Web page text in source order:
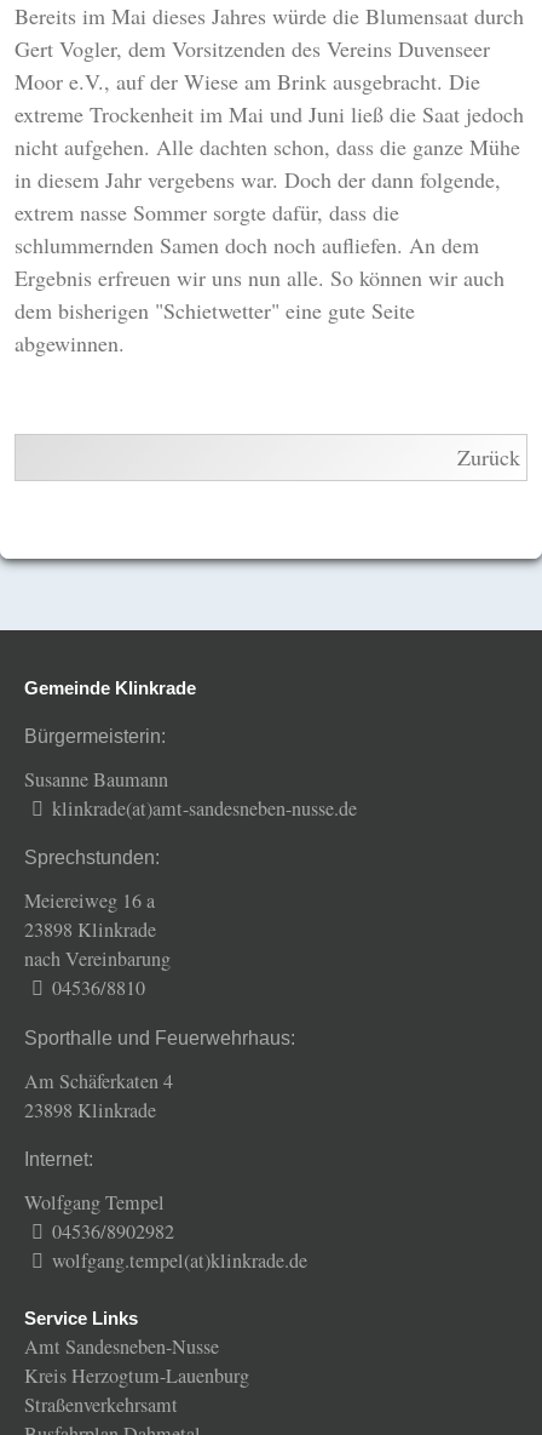
Bereits im Mai dieses Jahres würde die Blumensaat durch
Gert Vogler, dem Vorsitzenden des Vereins Duvenseer
Moor e.V., auf der Wiese am Brink ausgebracht. Die
extreme Trockenheit im Mai und Juni ließ die Saat jedoch
nicht aufgehen. Alle dachten schon, dass die ganze Mühe
in diesem Jahr vergebens war. Doch der dann folgende,
extrem nasse Sommer sorgte dafür, dass die
schlummernden Samen doch noch aufliefen. An dem
Ergebnis erfreuen wir uns nun alle. So können wir auch
dem bisherigen "Schietwetter" eine gute Seite
abgewinnen.
Zurück
Gemeinde Klinkrade
Bürgermeisterin:
Susanne Baumann
klinkrade(at)amt-sandesneben-nusse.de
Sprechstunden:
Meiereiweg 16 a
23898 Klinkrade
nach Vereinbarung
04536/8810
Sporthalle und Feuerwehrhaus:
Am Schäferkaten 4
23898 Klinkrade
Internet:
Wolfgang Tempel
04536/8902982
wolfgang.tempel(at)klinkrade.de
Service Links
Amt Sandesneben-Nusse
Kreis Herzogtum-Lauenburg
Straßenverkehrsamt